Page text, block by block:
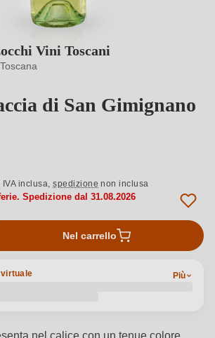
Vini Toscani
Toscana
di San Gimignano
IVA inclusa,spedizione non inclusa
Spedizione dal 31.08.2026
Nel carrello
virtuale Più
nel calice con un tenue colore